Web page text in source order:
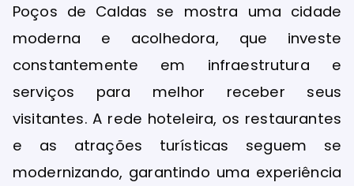
Poços de Caldas se mostra uma cidade
moderna e acolhedora, que investe
constantemente em infraestrutura e
serviços para melhor receber seus
visitantes. A rede hoteleira, os restaurantes
e as atrações turísticas seguem se
modernizando, garantindo uma experiência